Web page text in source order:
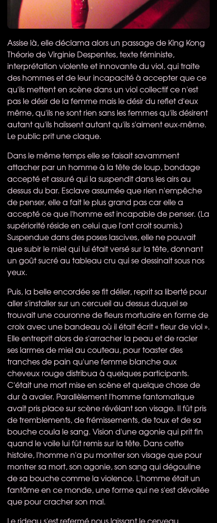
Assise là, elle déclama alors un passage de King Kong
Théorie de Virginie Despentes, texte féministe,
interprétation violente et innovante du viol, qui traite
des hommes et de leur incapacité à accepter que ce
qu'ils mettent en scène dans un viol collectif ce n'est
pas le désir de la femme mais le désir du reflet d'eux
même, qu'ils ne sont rien sans les femmes qu'ils désirent
autant qu'ils haïssent autant qu'ils s'aiment eux-même.
Le public prit une claque.
Dans le même temps elle se faisait savamment
attacher par un homme à la tête de loup, bondage
accepté et assuré qui la suspendit dans les airs au
dessus du bar. Esclave assumée que rien n'empêche
de penser, elle a fait le plus grand pas car elle a
accepté ce que l'homme est incapable de penser. (La
supériorité réside en celui que l'ont croit soumis.)
Suspendue dans des poses lascives, elle ne pouvait
que subir le miel qui lui était versé sur la tête, donnant
un goût sucré au tableau cru qui se dessinait sous nos
yeux.
Puis, la belle encordée se fit délier, reprit sa liberté pour
aller s'installer sur un cercueil au dessus duquel se
trouvait une couronne de fleurs mortuaire en forme de
croix avec une bandeau où il était écrit « fleur de viol ».
Elle entreprit alors de s'arracher la peau et de racler
ses larmes de miel au couteau, pour toaster des
tranches de pain qu'une femme blanche aux
cheveux rouge distribua à quelques participants.
C'était une mort mise en scène et quelque chose de
dur à avaler. Parallèlement l'homme fantomatique
avait pris place sur scène révélant son visage. Il fût pris
de tremblements, de frémissements, de toux et de sa
bouche coula le sang. Vision d'une agonie qui prit fin
quand le voile lui fût remis sur la tête. Dans cette
histoire, l'homme n'a pu montrer son visage que pour
montrer sa mort, son agonie, son sang qui dégouline
de sa bouche comme la violence. L'homme était un
fantôme en ce monde, une forme qui ne s'est dévoilée
que pour cracher son mal.
Le rideau s'est refermé nous laissant le cerveau